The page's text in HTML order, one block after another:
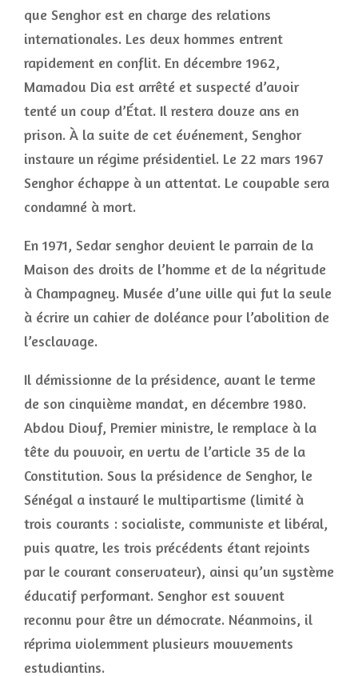
que Senghor est en charge des relations
internationales. Les deux hommes entrent
rapidement en conflit. En décembre 1962,
Mamadou Dia est arrêté et suspecté d’avoir
tenté un coup d’État. Il restera douze ans en
prison. À la suite de cet événement, Senghor
instaure un régime présidentiel. Le 22 mars 1967
Senghor échappe à un attentat. Le coupable sera
condamné à mort.
En 1971, Sedar senghor devient le parrain de la
Maison des droits de l’homme et de la négritude
à Champagney. Musée d’une ville qui fut la seule
à écrire un cahier de doléance pour l’abolition de
l’esclavage.
Il démissionne de la présidence, avant le terme
de son cinquième mandat, en décembre 1980.
Abdou Diouf, Premier ministre, le remplace à la
tête du pouvoir, en vertu de l’article 35 de la
Constitution. Sous la présidence de Senghor, le
Sénégal a instauré le multipartisme (limité à
trois courants : socialiste, communiste et libéral,
puis quatre, les trois précédents étant rejoints
par le courant conservateur), ainsi qu’un système
éducatif performant. Senghor est souvent
reconnu pour être un démocrate. Néanmoins, il
réprima violemment plusieurs mouvements
estudiantins.